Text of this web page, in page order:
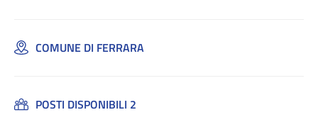
COMUNE DI FERRARA
POSTI DISPONIBILI 2